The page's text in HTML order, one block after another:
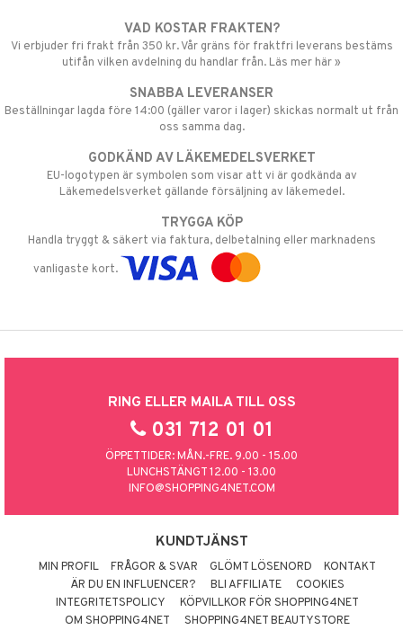
VAD KOSTAR FRAKTEN?
Vi erbjuder fri frakt från 350 kr. Vår gräns för fraktfri leverans bestäms
utifån vilken avdelning du handlar från. Läs mer här »
SNABBA LEVERANSER
Beställningar lagda före 14:00 (gäller varor i lager) skickas normalt ut från
oss samma dag.
GODKÄND AV LÄKEMEDELSVERKET
EU-logotypen är symbolen som visar att vi är godkända av
Läkemedelsverket gällande försäljning av läkemedel.
TRYGGA KÖP
Handla tryggt & säkert via faktura, delbetalning eller marknadens
vanligaste kort.
RING ELLER MAILA TILL OSS
031 712 01 01
ÖPPETTIDER: MÅN.-FRE. 9.00 - 15.00
LUNCHSTÄNGT 12.00 - 13.00
INFO@SHOPPING4NET.COM
KUNDTJÄNST
MIN PROFIL FRÅGOR & SVAR GLÖMT LÖSENORD
KONTAKT
ÄR DU EN INFLUENCER?
BLI AFFILIATE
COOKIES
INTEGRITETSPOLICY
KÖPVILLKOR FÖR SHOPPING4NET
OM SHOPPING4NET
SHOPPING4NET BEAUTYSTORE